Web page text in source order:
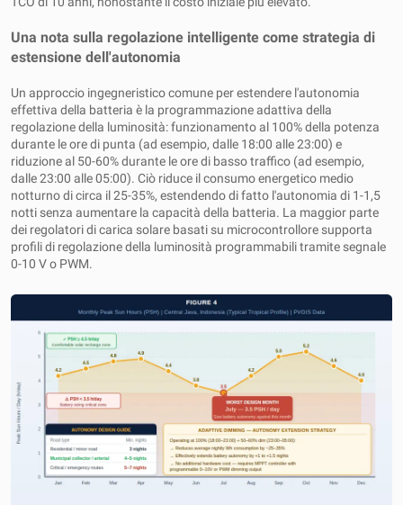
Una nota sulla regolazione intelligente come strategia di
estensione dell'autonomia
Un approccio ingegneristico comune per estendere l'autonomia
effettiva della batteria è la programmazione adattiva della
regolazione della luminosità: funzionamento al 100% della potenza
durante le ore di punta (ad esempio, dalle 18:00 alle 23:00) e
riduzione al 50-60% durante le ore di basso traffico (ad esempio,
dalle 23:00 alle 05:00). Ciò riduce il consumo energetico medio
notturno di circa il 25-35%, estendendo di fatto l'autonomia di 1-1,5
notti senza aumentare la capacità della batteria. La maggior parte
dei regolatori di carica solare basati su microcontrollore supporta
profili di regolazione della luminosità programmabili tramite segnale
0-10 V o PWM.